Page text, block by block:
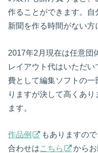
作ることができます。自
新聞を作る時間がない方
2017年2月現在は任意団
レイアウト代はいただ
費として編集ソフトの
りますが決して高くあ
ます。
作品例
もありますの
合わせはこちら からお